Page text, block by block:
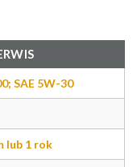
SAE 5W-30
lub 1 rok